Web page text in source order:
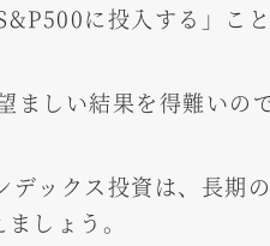
に投入する」こ
ましい結果を得難いので
デックス投資は、長期
しょう。